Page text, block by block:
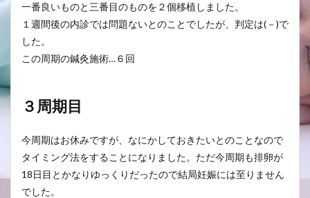
一番良いものと三番目のものを２個移植しました。
１週間後の内診では問題ないとのことでしたが、判定は(－)で
した。
この周期の鍼灸施術…６回
３周期目
今周期はお休みですが、なにかしておきたいとのことなので
タイミング法をすることになりました。ただ今周期も排卵が
18日目とかなりゆっくりだったので結局妊娠には至りません
でした。